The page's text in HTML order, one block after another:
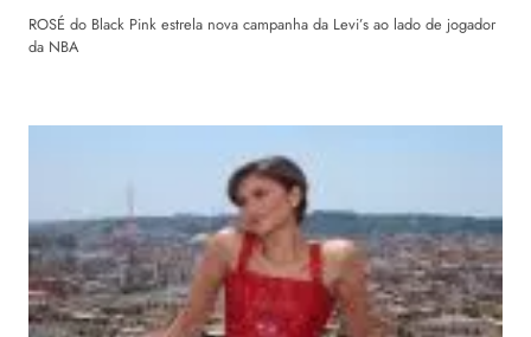
ROSÉ do Black Pink estrela nova campanha da Levi’s ao lado de jogador
da NBA